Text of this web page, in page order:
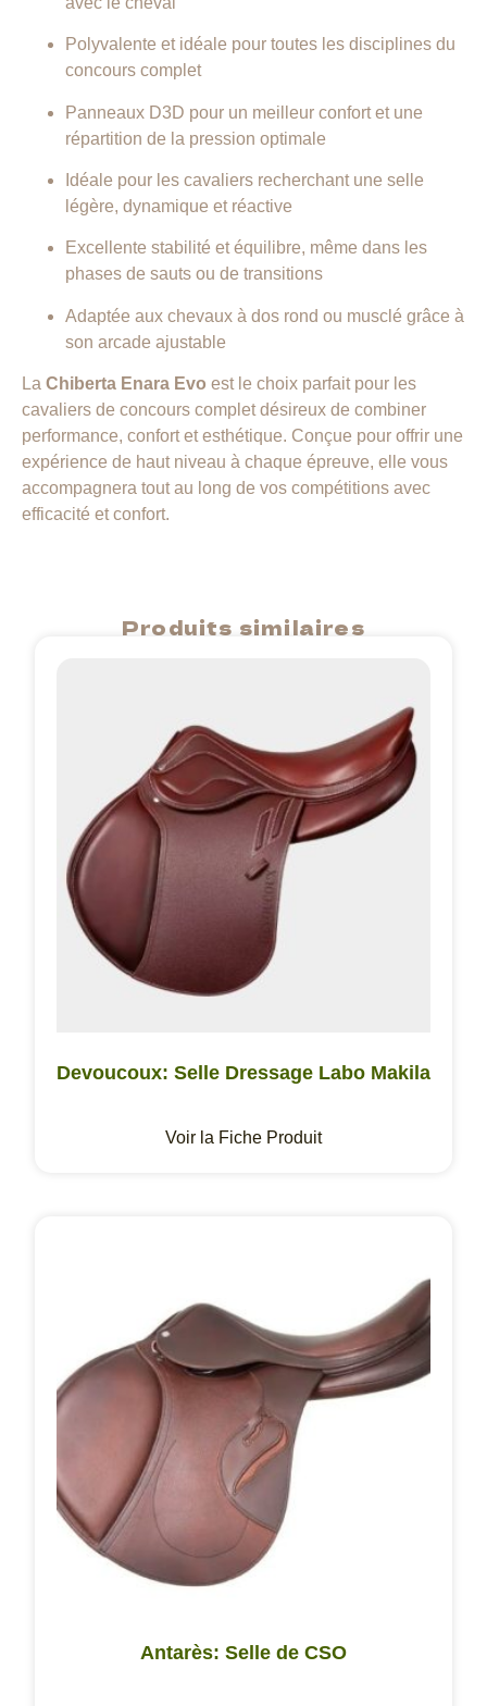
Polyvalente et idéale pour toutes les disciplines du
concours complet
Panneaux D3D pour un meilleur confort et une
répartition de la pression optimale
Idéale pour les cavaliers recherchant une selle
légère, dynamique et réactive
Excellente stabilité et équilibre, même dans les
phases de sauts ou de transitions
Adaptée aux chevaux à dos rond ou musclé grâce à
son arcade ajustable
La Chiberta Enara Evo est le choix parfait pour les
cavaliers de concours complet désireux de combiner
performance, confort et esthétique. Conçue pour offrir une
expérience de haut niveau à chaque épreuve, elle vous
accompagnera tout au long de vos compétitions avec
efficacité et confort.
Produits similaires
Devoucoux: Selle Dressage Labo Makila
Voir la Fiche Produit
Antarès: Selle de CSO